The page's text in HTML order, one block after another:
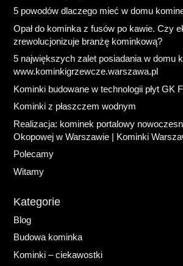
5 powodów dlaczego mieć w domu
Opał do kominka z fusów po kawie. Czy
zrewolucjonizuje branżę kominkową?
5 największych zalet posiadania w domu
www.kominkigrzewcze.warszawa.pl
Kominki budowane w technologii płyt GK
Kominki z płaszczem wodnym
Realizacja: kominek portalowy
Okopowej w Warszawie | Kominki
Polecamy
Witamy
Kategorie
Blog
Budowa kominka
Kominki – ciekawostki